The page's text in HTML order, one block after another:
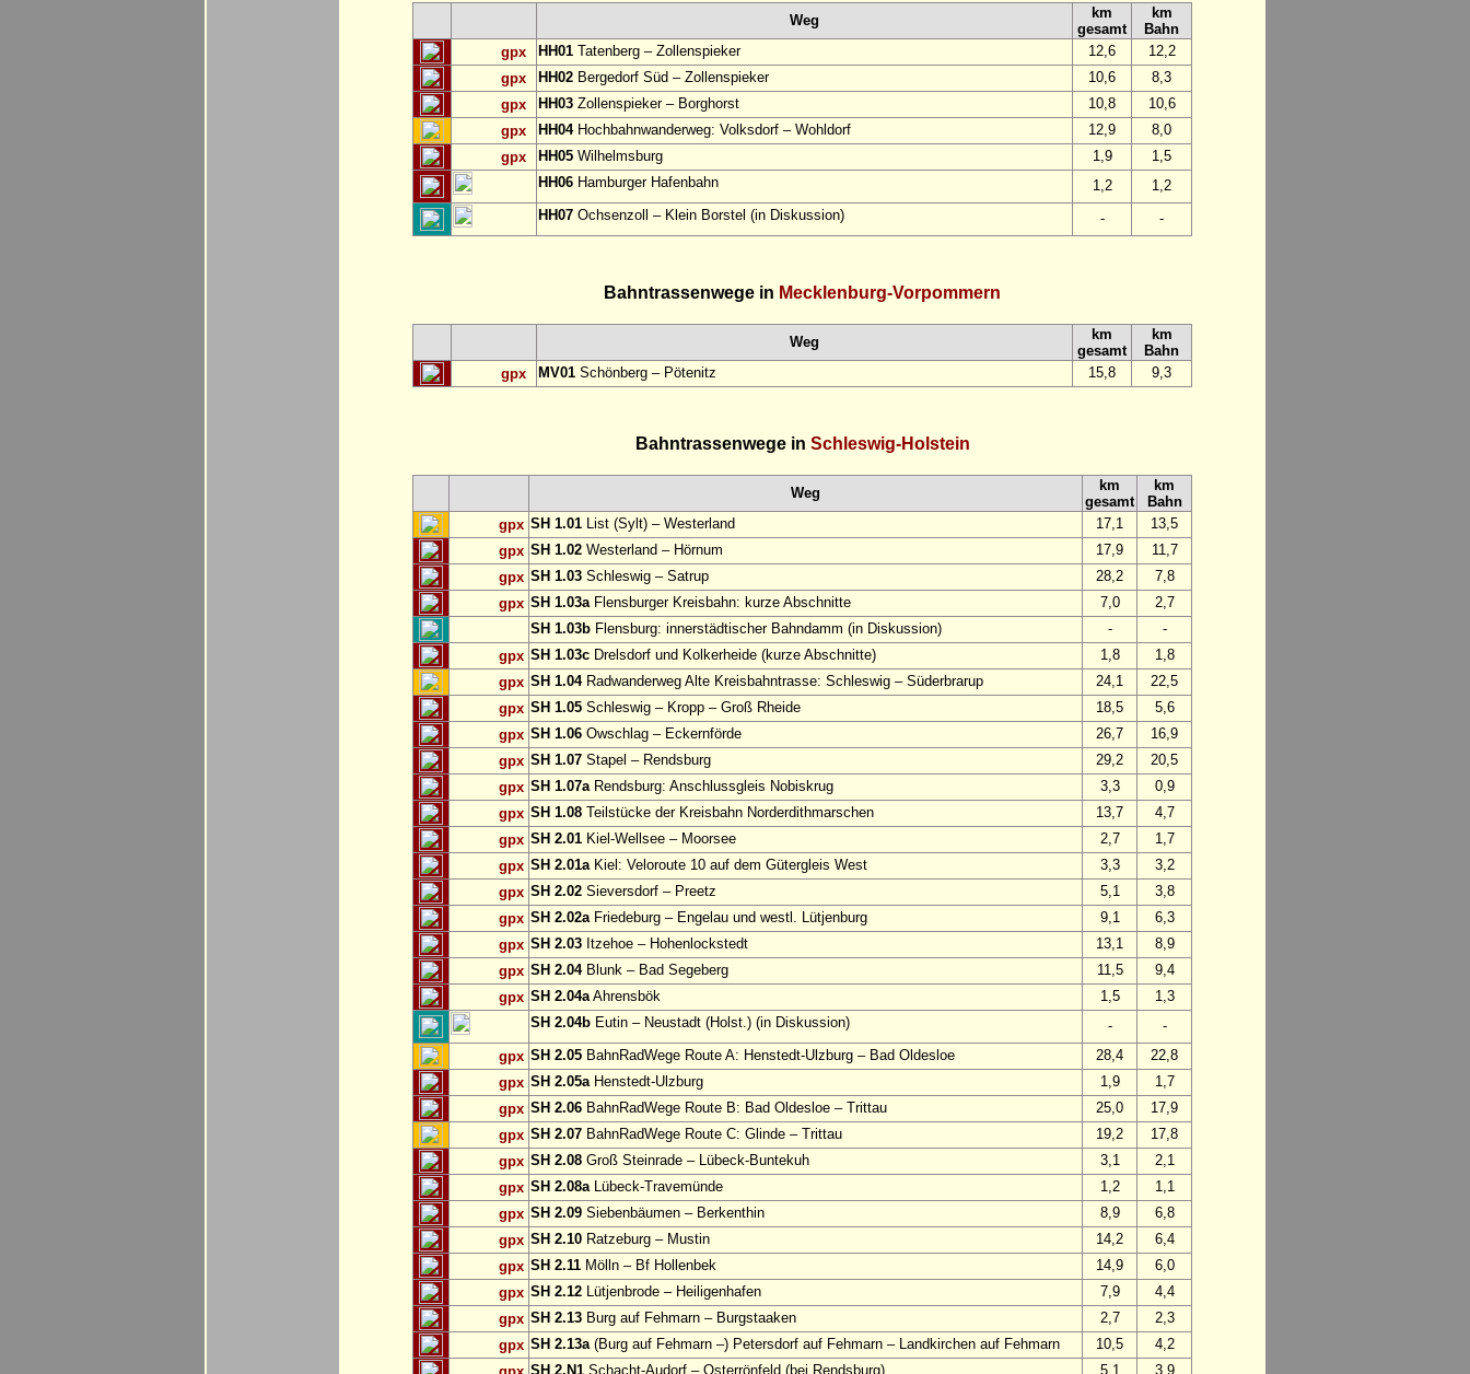
Weg
km
gesamt
km
Bahn
gpx
HH01 Tatenberg – Zollenspieker 12,6
12,2
gpx
HH02 Bergedorf Süd – Zollenspieker 10,6
8,3
gpx
HH03 Zollenspieker – Borghorst 10,8
10,6
gpx
HH04Hochbahnwanderweg: Volksdorf – Wohldorf 12,9
8,0
gpx
HH05 Wilhelmsburg 1,9
1,5
HH06 Hamburger Hafenbahn 1,2
1,2
HH07 Ochsenzoll – Klein Borstel (in Diskussion) - -
Bahntrassenwege in Mecklenburg-Vorpommern
Weg
km
gesamt
km
Bahn
gpx
MV01 Schönberg – Pötenitz 15,8 9,3
Bahntrassenwege in Schleswig-Holstein
Weg
km
gesamt
km
Bahn
gpx SH 1.01 List (Sylt) – Westerland 17,1
13,5
gpx SH 1.02 Westerland – Hörnum 17,9
11,7
gpx SH 1.03 Schleswig – Satrup 28,2
7,8
gpx SH 1.03aFlensburger Kreisbahn: kurze Abschnitte 7,0
2,7
SH 1.03b Flensburg: innerstädtischer Bahndamm (in Diskussion) -
-
gpx SH 1.03c Drelsdorf und Kolkerheide (kurze Abschnitte) 1,8
1,8
gpx SH 1.04Radwanderweg Alte Kreisbahntrasse: Schleswig – Süderbrarup 24,1
22,5
gpx SH 1.05 Schleswig – Kropp – Groß Rheide 18,5
5,6
gpx SH 1.06 Owschlag – Eckernförde 26,7
16,9
gpx SH 1.07 Stapel – Rendsburg 29,2
20,5
gpx SH 1.07aRendsburg: Anschlussgleis Nobiskrug 3,3
0,9
gpx SH 1.08 Teilstücke der Kreisbahn Norderdithmarschen 13,7
4,7
gpx SH 2.01 Kiel-Wellsee – Moorsee 2,7
1,7
gpx SH 2.01aKiel: Veloroute 10 auf dem Gütergleis West 3,3
3,2
gpx SH 2.02 Sieversdorf – Preetz 5,1
3,8
gpx SH 2.02aFriedeburg – Engelau und westl. Lütjenburg 9,1
6,3
gpx SH 2.03 Itzehoe – Hohenlockstedt 13,1
8,9
gpx SH 2.04Blunk – Bad Segeberg 11,5
9,4
gpx SH 2.04aAhrensbök 1,5
1,3
SH 2.04b Eutin – Neustadt (Holst.) (in Diskussion) -
-
gpx SH 2.05 BahnRadWege Route A: Henstedt-Ulzburg – Bad Oldesloe 28,4
22,8
gpx SH 2.05aHenstedt-Ulzburg 1,9
1,7
gpx SH 2.06 BahnRadWege Route B: Bad Oldesloe – Trittau 25,0
17,9
gpx SH 2.07 BahnRadWege Route C: Glinde – Trittau 19,2
17,8
gpx SH 2.08 Groß Steinrade – Lübeck-Buntekuh 3,1
2,1
gpx SH 2.08aLübeck-Travemünde 1,2
1,1
gpx SH 2.09 Siebenbäumen – Berkenthin 8,9
6,8
gpx SH 2.10 Ratzeburg – Mustin 14,2
6,4
gpx SH 2.11 Mölln – Bf Hollenbek 14,9
6,0
gpx SH 2.12 Lütjenbrode – Heiligenhafen 7,9
4,4
gpx SH 2.13 Burg auf Fehmarn – Burgstaaken 2,7
2,3
gpx SH 2.13a(Burg auf Fehmarn –) Petersdorf auf Fehmarn – Landkirchen auf Fehmarn 10,5
4,2
SH 2.N1 Schacht-Audorf – Osterrönfeld (bei Rendsburg) 5,1 3,9